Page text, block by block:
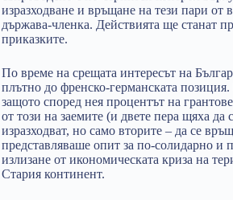
изразходване и връщане на тези пари от
държава-членка. Действията ще станат
приказките.
По време на срещата интересът на
плътно до френско-германската
защото според нея процентът на
от този на заемите (и двете пера щяха да
изразходват, но само вторите – да се
представляваше опит за по-солидарно и
излизане от икономическата криза на
Стария континент.